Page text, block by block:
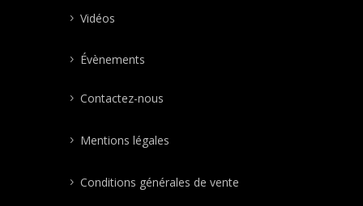
Vidéos
Évènements
Contactez-nous
Mentions légales
Conditions générales de vente